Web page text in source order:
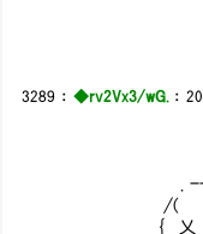
3289 ：◆rv2Vx3/wG. ：
. --
/(
{ 乂_ --